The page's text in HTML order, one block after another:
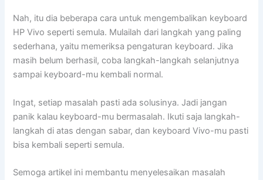
Nah, itu dia beberapa cara untuk mengembalikan keyboard
HP Vivo seperti semula. Mulailah dari langkah yang paling
sederhana, yaitu memeriksa pengaturan keyboard. Jika
masih belum berhasil, coba langkah-langkah selanjutnya
sampai keyboard-mu kembali normal.
Ingat, setiap masalah pasti ada solusinya. Jadi jangan
panik kalau keyboard-mu bermasalah. Ikuti saja langkah-
langkah di atas dengan sabar, dan keyboard Vivo-mu pasti
bisa kembali seperti semula.
Semoga artikel ini membantu menyelesaikan masalah